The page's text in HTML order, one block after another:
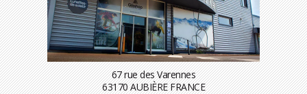
67 rue des Varennes
63170 AUBIÈRE FRANCE